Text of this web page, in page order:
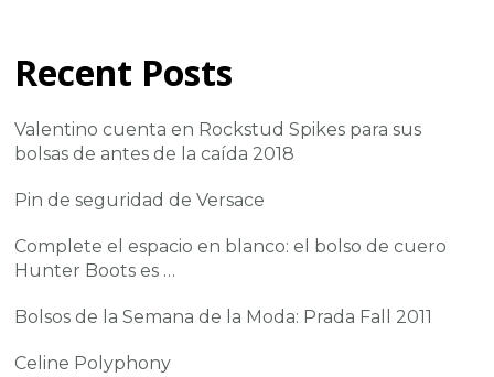
Recent Posts
Valentino cuenta en Rockstud Spikes para sus
bolsas de antes de la caída 2018
Pin de seguridad de Versace
Complete el espacio en blanco: el bolso de cuero
Hunter Boots es …
Bolsos de la Semana de la Moda: Prada Fall 2011
Celine Polyphony